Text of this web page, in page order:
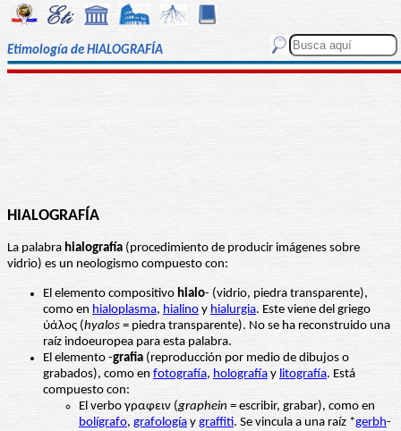
Etimología de HIALOGRAFÍA
HIALOGRAFÍA
La palabra hialografía (procedimiento de producir imágenes sobre
vidrio) es un neologismo compuesto con:
El elemento compositivo hialo- (vidrio, piedra transparente),
como en hialoplasma, hialino y hialurgia. Este viene del griego
ύάλος (hyalos = piedra transparente). No se ha reconstruido una
raíz indoeuropea para esta palabra.
El elemento -grafia (reproducción por medio de dibujos o
grabados), como en fotografía, holografía y litografía. Está
compuesto con:
El verbo γραφειν (graphein = escribir, grabar), como en
bolígrafo, grafología y graffiti. Se vincula a una raíz *gerbh-